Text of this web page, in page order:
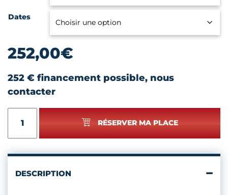
Dates
252,00€
252 € financement possible, nous
contacter
PARTICIPATION
DES
RÉSERVER MA PLACE
DESCRIPTION